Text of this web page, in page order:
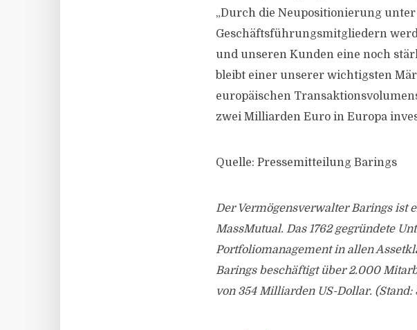
„Durch die Neupositionierung
Geschäftsführungsmitgliedern
und unseren Kunden eine noch
bleibt einer unserer wichtigsten
europäischen
zwei Milliarden Euro in Europa
Quelle: Pressemitteilung Barings
Der Vermögensverwalter Barings ist
MassMutual. Das 1762 gegründete
Portfoliomanagement in allen
Barings beschäftigt über 2.000
von 354 Milliarden US-Dollar.